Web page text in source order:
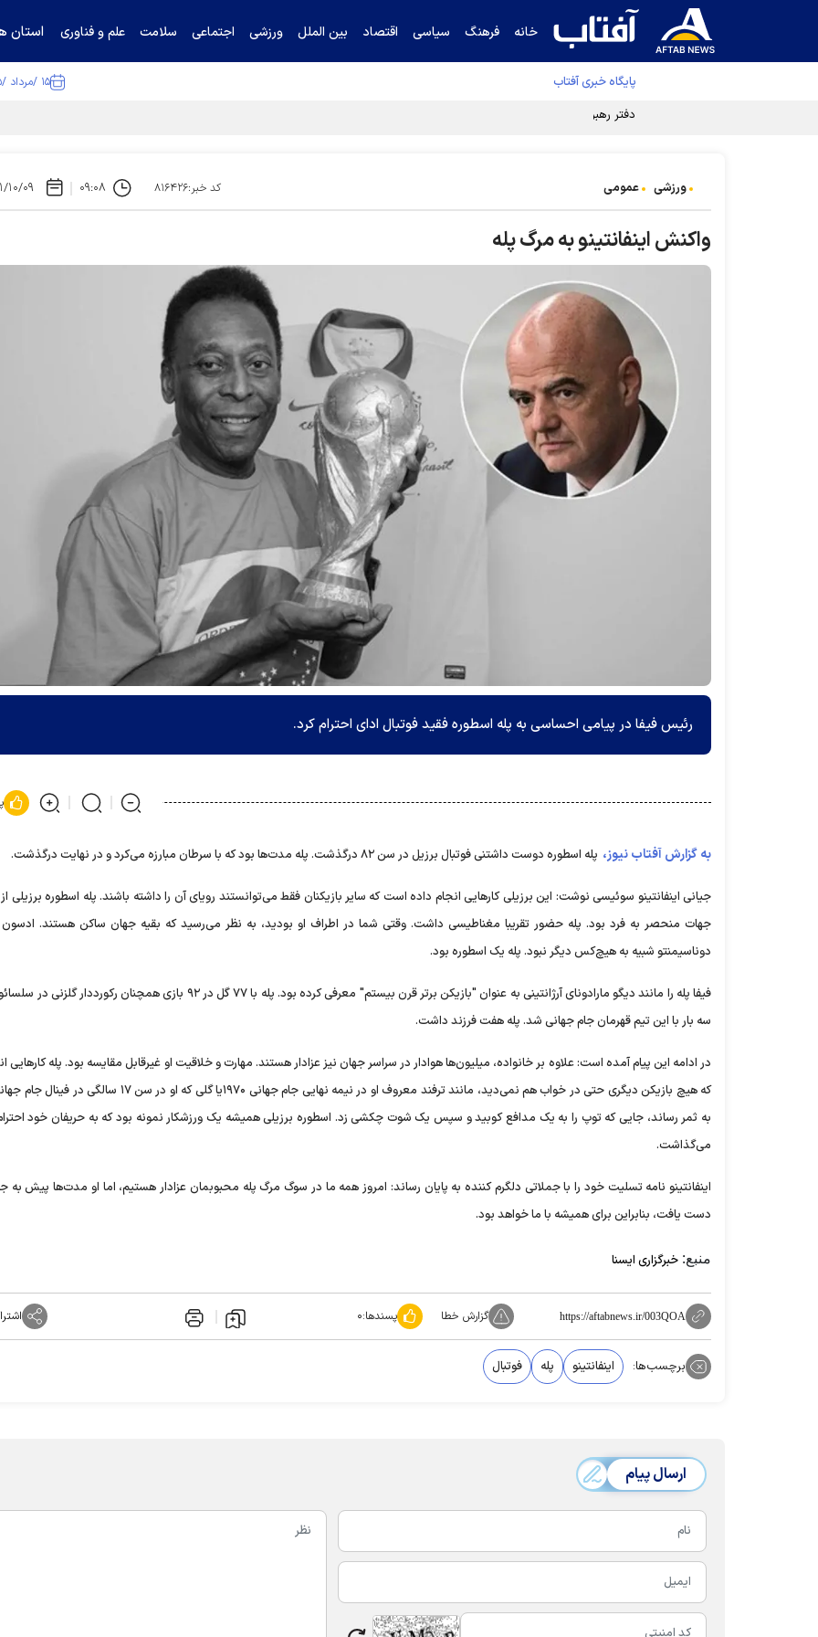
خانه فرهنگ سیاسی اقتصاد بین الملل ورزشی اجتماعی سلامت علم و فناوری استان
پایگاه خبری آفتاب ۱۵ /مرداد /۱۴۰۵
دفتر رهبر انقلاب ادعای خرازی درباره پزشکیان را تکذیب کرد
ورزشی عمومی کد خبر:۸۱۶۴۲۶ ۰۹:۰۸ ۱۴۰۱/
واکنش اینفانتینو به مرگ پله
رئیس فیفا در پیامی احساسی به پله اسطوره فقید فوتبال ادای احترام کرد.
به گزارش آفتاب نیوز، پله اسطوره دوست داشتنی فوتبال برزیل در سن ۸۲ درگذشت. پله مدت‌ها بود که با سرطان مبارزه می‌کرد و در نهایت درگذشت.
جیانی اینفانتینو سوئیسی نوشت: این برزیلی کار‌هایی انجام داده است که سایر بازیکنان فقط می‌توانستند رویای آن را داشته باشند. پله اسطوره برزیلی
جهات منحصر به فرد بود. پله حضور تقریبا مغناطیسی داشت. وقتی شما در اطراف او بودید، به نظر می‌رسید که بقیه جهان ساکن هستند. ادسون
دوناسیمنتو شبیه به هیچ‌کس دیگر نبود. پله یک اسطوره بود.
فیفا پله را مانند دیگو مارادونای آرژانتینی به عنوان "بازیکن برتر قرن بیستم" معرفی کرده بود. پله با ۷۷ گل در ۹۲ بازی همچنان
سه بار با این تیم قهرمان جام جهانی شد. پله هفت فرزند داشت.
در ادامه این پیام آمده است: علاوه بر خانواده، میلیون‌ها هوادار در سراسر جهان نیز عزادار هستند. مهارت و خلاقیت او غیرقابل مقایسه بود. پله کار‌هایی
به ثمر رساند، جایی که توپ را به یک مدافع کوبید و سپس یک شوت چکشی زد. اسطوره برزیلی همیشه یک ورزشکار نمونه بود که به حریفان خود
می‌گذاشت.
اینفانتینو نامه تسلیت خود را با جملاتی دلگرم کننده به پایان رساند: امروز همه ما در سوگ مرگ پله محبوبمان عزادار هستیم، اما او مدت‌ها پیش به
دست یافت، بنابراین برای همیشه با ما خواهد بود.
منبع: خبرگزاری ایسنا
https://aftabnews.ir/003QOA گزارش خطا پسندها:۰
برچسب‌ها: اینفانتینو پله فوتبال
ارسال پیام